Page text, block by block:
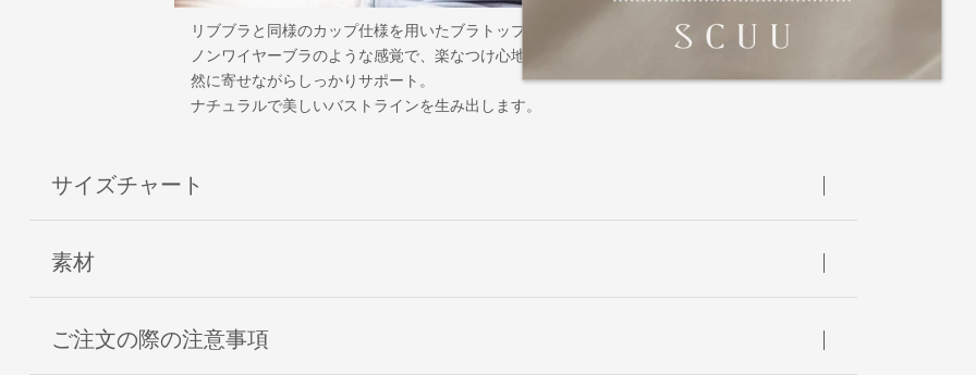
リブブラと同様のカップ仕様を用いたブラトップ。
ノンワイヤーブラのような感覚で、楽なつけ心地でありながらバストを自
然に寄せながらしっかりサポート。
ナチュラルで美しいバストラインを生み出します。
お洋服を着た時に脇胸がすっき
サイズチャート
素材
ご注文の際の注意事項